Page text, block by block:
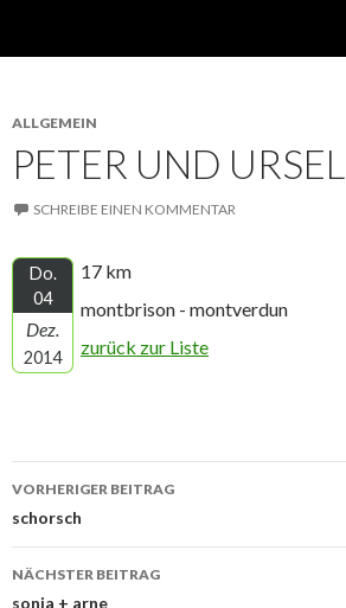
ALLGEMEIN
PETER UND URSEL
SCHREIBE EINEN KOMMENTAR
Do.
04
Dez.
2014
17 km
montbrison - montverdun
zurück zur Liste
Beitrags-
Navigation
VORHERIGER BEITRAG
schorsch
NÄCHSTER BEITRAG
sonja + arne